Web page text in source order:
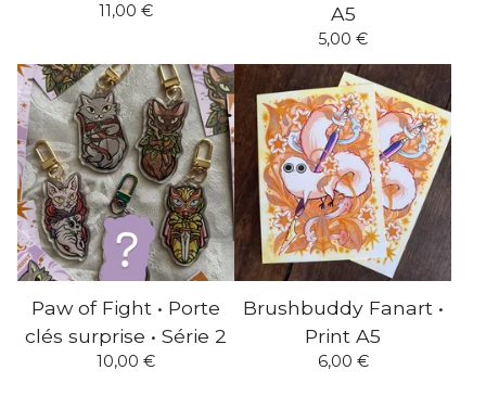
11,00 €
A5
5,00 €
Paw of Fight • Porte
clés surprise • Série 2
10,00 €
Brushbuddy Fanart •
Print A5
6,00 €